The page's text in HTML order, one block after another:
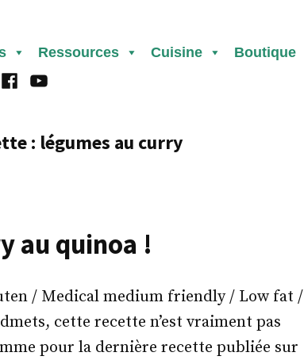
Ressources Cuisine Boutique
Facebook
Youtube
: légumes au curry
au quinoa !
/ Medical medium friendly / Low fat /
cette recette n’est vraiment pas
pour la dernière recette publiée sur